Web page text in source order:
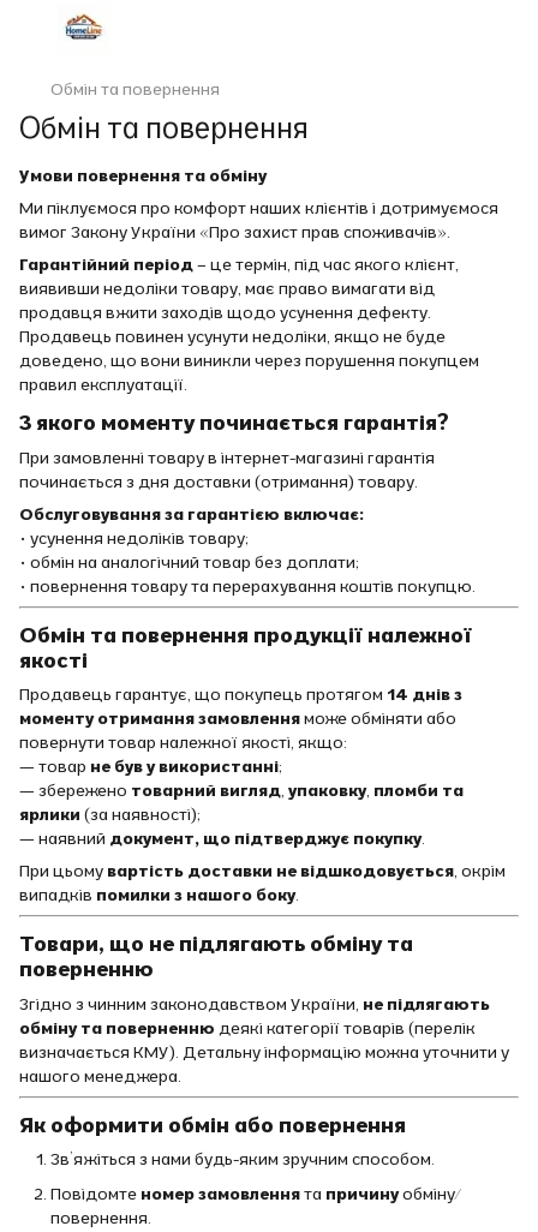
Обмін та повернення
Обмін та повернення
Умови повернення та обміну
Ми піклуємося про комфорт наших клієнтів і дотримуємося
вимог Закону України «Про захист прав споживачів».
Гарантійний період– це термін, під час якого клієнт,
виявивши недоліки товару, має право вимагати від
продавця вжити заходів щодо усунення дефекту.
Продавець повинен усунути недоліки, якщо не буде
доведено, що вони виникли через порушення покупцем
правил експлуатації.
З якого моменту починається гарантія?
При замовленні товару в інтернет-магазині гарантія
починається з дня доставки (отримання) товару.
Обслуговування за гарантією включає:
• усунення недоліків товару;
• обмін на аналогічний товар без доплати;
• повернення товару та перерахування коштів покупцю.
Обмін та повернення продукції належної
якості
Продавець гарантує, що покупець протягом 14 днів з
моменту отримання замовленняможе обміняти або
повернути товар належної якості, якщо:
— товар не був у використанні;
— збережено товарний вигляд, упаковку, пломби та
ярлики (за наявності);
— наявний документ, що підтверджує покупку.
При цьому вартість доставки не відшкодовується, окрім
випадків помилки з нашого боку.
Товари, що не підлягають обміну та
поверненню
Згідно з чинним законодавством України, не підлягають
обміну та поверненню деякі категорії товарів (перелік
визначається КМУ). Детальну інформацію можна уточнити у
нашого менеджера.
Як оформити обмін або повернення
Зв’яжіться з нами будь-яким зручним способом.
Повідомте номер замовленнята причинуобміну/
повернення.